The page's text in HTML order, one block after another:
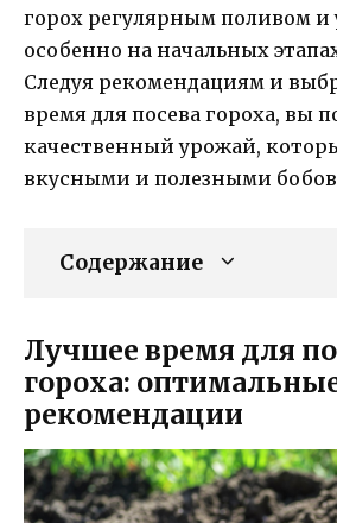
горох регулярным поливом и
особенно на начальных
Следуя рекомендациям и
время для посева гороха, вы
качественный урожай,
вкусными и полезными
Содержание
Лучшее время для
гороха:
рекомендации